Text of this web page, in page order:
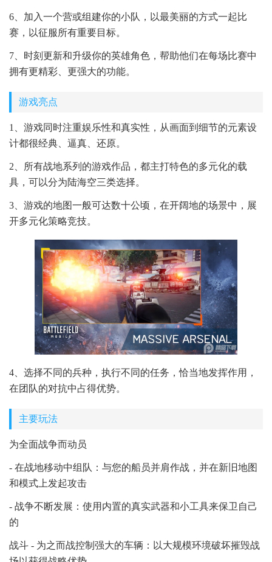
6、加入一个营或组建你的小队，以最美丽的方式一起比
赛，以征服所有重要目标。
7、时刻更新和升级你的英雄角色，帮助他们在每场比赛中
拥有更精彩、更强大的功能。
游戏亮点
1、游戏同时注重娱乐性和真实性，从画面到细节的元素设
计都很经典、逼真、还原。
2、所有战地系列的游戏作品，都主打特色的多元化的载
具，可以分为陆海空三类选择。
3、游戏的地图一般可达数十公顷，在开阔地的场景中，展
开多元化策略竞技。
4、选择不同的兵种，执行不同的任务，恰当地发挥作用，
在团队的对抗中占得优势。
主要玩法
为全面战争而动员
- 在战地移动中组队：与您的船员并肩作战，并在新旧地图
和模式上发起攻击
- 战争不断发展：使用内置的真实武器和小工具来保卫自己
的
战斗 - 为之而战控制强大的车辆：以大规模环境破坏摧毁战